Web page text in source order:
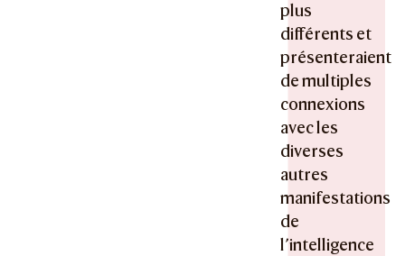
plus
différents et
présenteraient
de multiples
connexions
avec les
diverses
autres
manifestations
de
l’intelligence